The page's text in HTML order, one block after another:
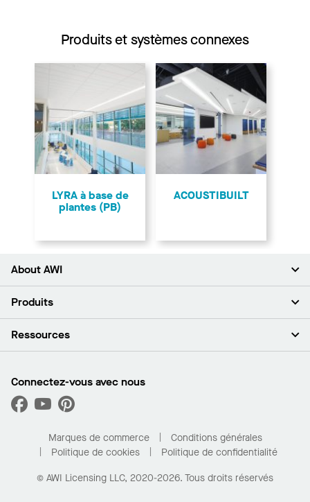
Produits et systèmes connexes
LYRA à base de
plantes (PB)
ACOUSTIBUILT
About AWI
À propos de nous
Espace presse
Quelles sont mes options d’achat?
Produits
Plafonds
Capacités sur mesure
Performance
Ressources
Trouver un distributeur
Trouver un distributeur
Pour la maison
Connectez-vous avec nous
Marques de commerce
Conditions générales
Politique de cookies
Politique de confidentialité
© AWI Licensing LLC, 2020-2026. Tous droits réservés